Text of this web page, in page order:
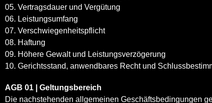
05. Vertragsdauer und Vergütung
06. Leistungsumfang
07. Verschwiegenheitspflicht
08. Haftung
09. Höhere Gewalt und Leistungsverzögerung
10. Gerichtsstand, anwendbares Recht und
AGB 01 | Geltungsbereich
Die nachstehenden allgemeinen Geschäftsbedingungen